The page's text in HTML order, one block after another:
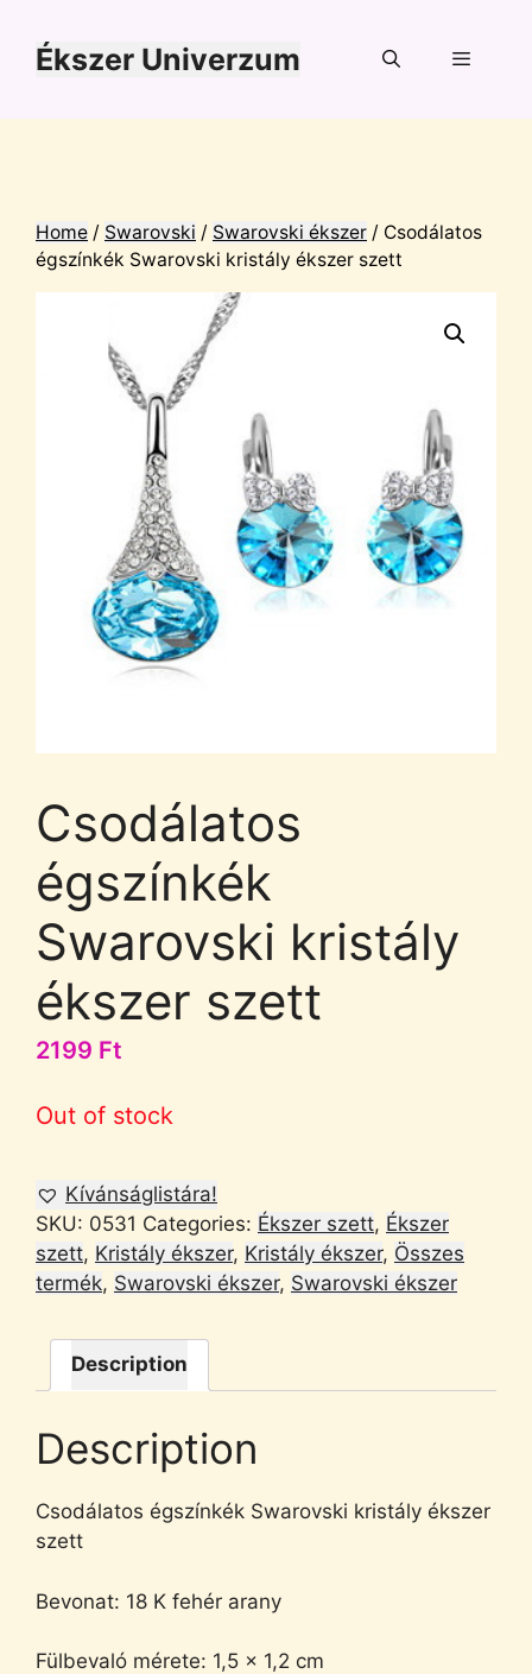
tartalomba
Ékszer Univerzum
Home / Swarovski / Swarovski ékszer / Csodálatos
égszínkék Swarovski kristály ékszer szett
Csodálatos
égszínkék
Swarovski kristály
ékszer szett
2199 Ft
Out of stock
Kívánságlistára!
SKU: 0531 Categories: Ékszer szett, Ékszer
szett, Kristály ékszer, Kristály ékszer, Összes
termék, Swarovski ékszer, Swarovski ékszer
Description
Description
Csodálatos égszínkék Swarovski kristály ékszer
szett
Bevonat: 18 K fehér arany
Fülbevaló mérete: 1,5 x 1,2 cm